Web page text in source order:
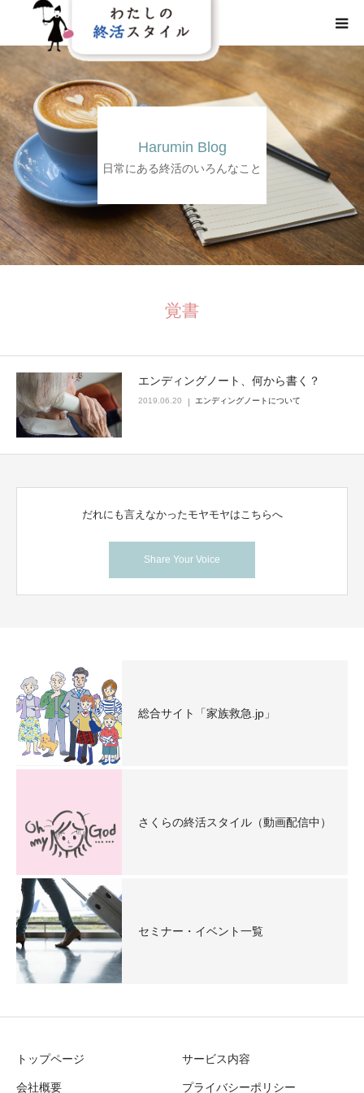
Harumin Blog
日常にある終活のいろんなこと
覚書
エンディングノート、何から書く？
2019.06.20 エンディングノートについて
だれにも言えなかったモヤモヤはこちらへ
Share Your Voice
総合サイト「家族救急.jp」
さくらの終活スタイル（動画配信中）
セミナー・イベント一覧
トップページ サービス内容
会社概要 プライバシーポリシー
わたしの終活スタイルとは
事業概要
事業内容
メディア